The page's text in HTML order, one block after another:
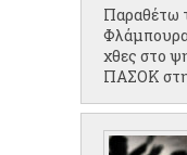
Παραθέτω
χθες στο
ΠΑΣΟΚ στη